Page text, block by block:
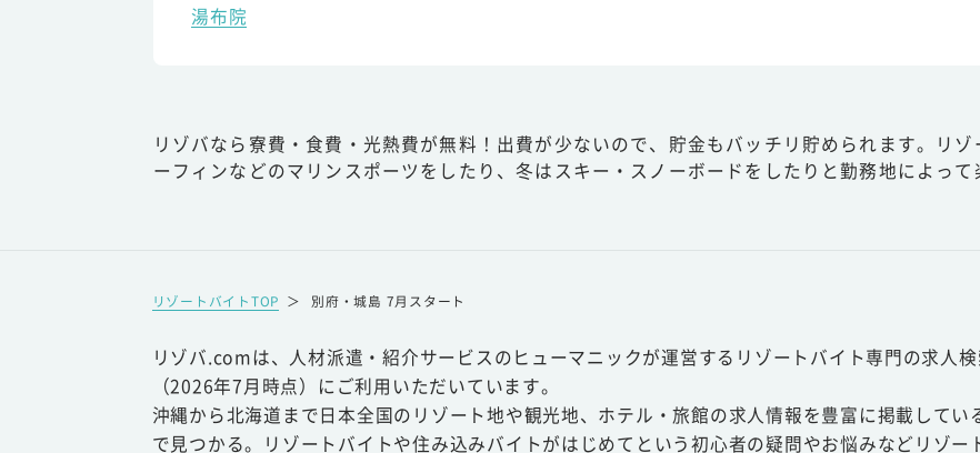
湯布院
リゾバなら寮費・食費・光熱費が無料！出費が少ないので、貯金もバッチリ貯められます。リ
ーフィンなどのマリンスポーツをしたり、冬はスキー・スノーボードをしたりと勤務地によって
リゾートバイトTOP ＞ 別府・城島 7月スタート
リゾバ.comは、人材派遣・紹介サービスのヒューマニックが運営するリゾートバイト専門の求人
（2026年7月時点）にご利用いただいています。
沖縄から北海道まで日本全国のリゾート地や観光地、ホテル・旅館の求人情報を豊富に掲載して
で見つかる。リゾートバイトや住み込みバイトがはじめてという初心者の疑問やお悩みなどリゾ